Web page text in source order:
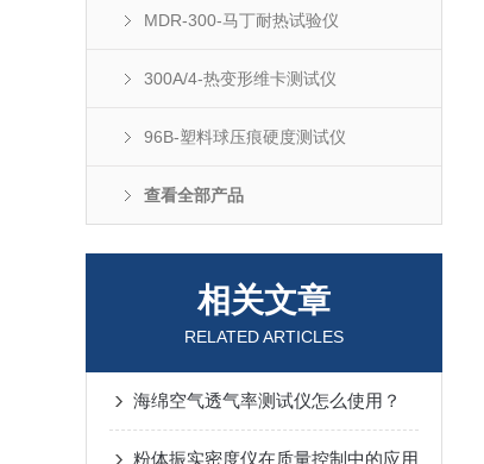
MDR-300-马丁耐热试验仪
300A/4-热变形维卡测试仪
96B-塑料球压痕硬度测试仪
查看全部产品
相关文章
RELATED ARTICLES
海绵空气透气率测试仪怎么使用？
粉体振实密度仪在质量控制中的应用